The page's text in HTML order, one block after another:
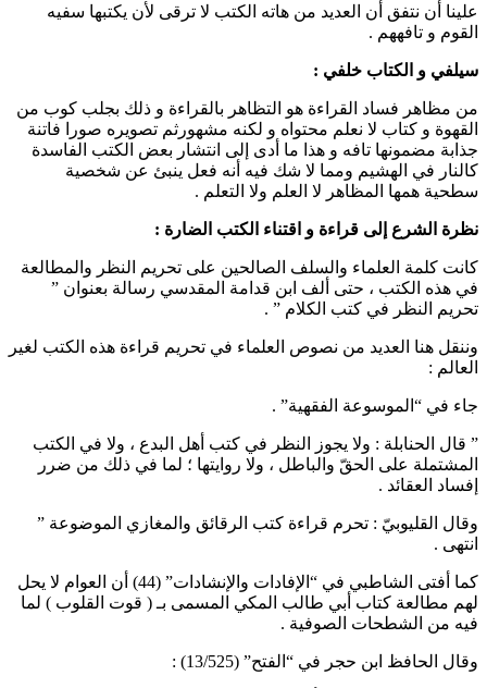
علينا أن نتفق أن العديد من هاته الكتب لا ترقى لأن يكتبها سفيه
القوم و تافههم .
سيلفي و الكتاب خلفي :
من مظاهر فساد القراءة هو التظاهر بالقراءة و ذلك بجلب كوب من
القهوة و كتاب لا نعلم محتواه و لكنه مشهورثم تصويره صورا فاتنة
جذابة مضمونها تافه و هذا ما أدى إلى انتشار بعض الكتب الفاسدة
كالنار في الهشيم ومما لا شك فيه أنه فعل ينبئ عن شخصية
سطحية همها المظاهر لا العلم ولا التعلم .
نظرة الشرع إلى قراءة و اقتناء الكتب الضارة :
كانت كلمة العلماء والسلف الصالحين على تحريم النظر والمطالعة
في هذه الكتب ، حتى ألف ابن قدامة المقدسي رسالة بعنوان ”
تحريم النظر في كتب الكلام ” .
وننقل هنا العديد من نصوص العلماء في تحريم قراءة هذه الكتب لغير
العالم :
جاء في “الموسوعة الفقهية” .
” قال الحنابلة : ولا يجوز النظر في كتب أهل البدع ، ولا في الكتب
المشتملة على الحقّ والباطل ، ولا روايتها ؛ لما في ذلك من ضرر
إفساد العقائد .
وقال القليوبيّ : تحرم قراءة كتب الرقائق والمغازي الموضوعة ”
انتهى .
كما أفتى الشاطبي في “الإفادات والإنشادات” (44) أن العوام لا يحل
لهم مطالعة كتاب أبي طالب المكي المسمى بـ ( قوت القلوب ) لما
فيه من الشطحات الصوفية .
وقال الحافظ ابن حجر في “الفتح” (13/525) :